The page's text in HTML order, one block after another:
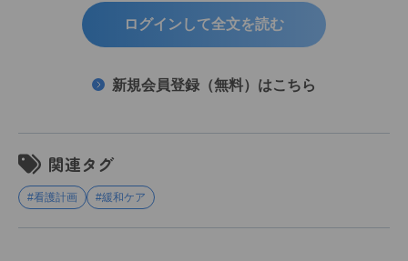
ログインして全文を読む
新規会員登録（無料）はこちら
関連タグ
#看護計画 #緩和ケア